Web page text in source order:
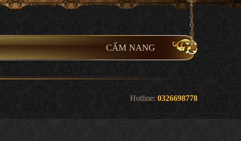
CẨM NANG
Hotline: 0326698778